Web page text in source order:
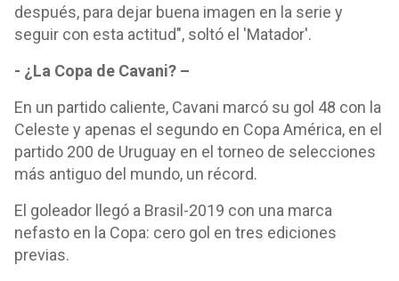
después, para dejar buena imagen en la serie y
seguir con esta actitud", soltó el 'Matador'.
- ¿La Copa de Cavani? –
En un partido caliente, Cavani marcó su gol 48 con la
Celeste y apenas el segundo en Copa América, en el
partido 200 de Uruguay en el torneo de selecciones
más antiguo del mundo, un récord.
El goleador llegó a Brasil-2019 con una marca
nefasto en la Copa: cero gol en tres ediciones
previas.